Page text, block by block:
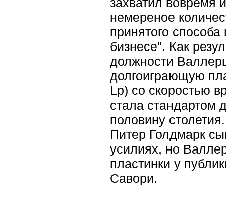
немереное
принятого
бизнесе". Как
должности
долгоиграющую
Lp) со скоростью
стала стандартом
половину
Питер Голдмарк
усилиях, но
пластинки у
Савори.